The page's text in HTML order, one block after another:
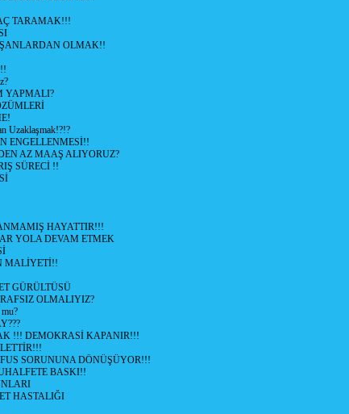
TARAMAK!!!
OLMAK!!
YAPMALI?
Uzaklaşmak!?!?
ENGELLENMESİ!!
AZ MAAŞ ALIYORUZ?
SÜRECİ !!
HAYATTIR!!!
YOLA DEVAM ETMEK
MALİYETİ!!
GÜRÜLTÜSÜ
OLMALIYIZ?
!!! DEMOKRASİ KAPANIR!!!
SORUNUNA DÖNÜŞÜYOR!!!
BASKI!!
HASTALIĞI